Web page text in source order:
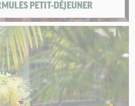
PETIT-DÉJEUNER